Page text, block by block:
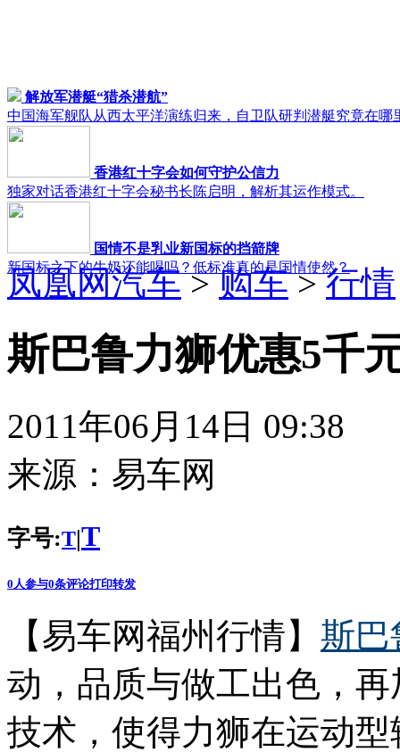
解放军潜艇“猎杀潜航”
中国海军舰队从西太平洋演练归来，自卫队研判潜艇究竟在哪
香港红十字会如何守护公信力
独家对话香港红十字会秘书长陈启明，解析其运作模式。
国情不是乳业新国标的挡箭牌
新国标之下的牛奶还能喝吗？低标准真的是国情使然？
凤凰网汽车>购车>行情
斯巴鲁力狮优惠5千
2011年06月14日 09:38
来源： 易车网
字号:T|T
0 人参与0条评论打印转发
【易车网福州行情】 斯巴
动，品质与做工出色，
技术，使得力狮在运动